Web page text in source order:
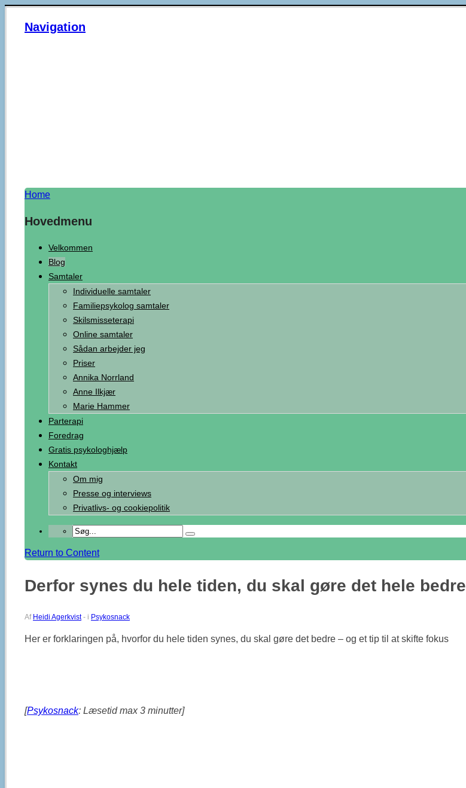
Navigation
Home
Hovedmenu
Velkommen
Blog
Samtaler
Individuelle samtaler
Familiepsykolog samtaler
Skilsmisseterapi
Online samtaler
Sådan arbejder jeg
Priser
Annika Norrland
Anne Ilkjær
Marie Hammer
Parterapi
Foredrag
Gratis psykologhjælp
Kontakt
Om mig
Presse og interviews
Privatlivs- og cookiepolitik
Return to Content
Derfor synes du hele tiden, du skal gøre det hele bedre
Af Heidi Agerkvist - i Psykosnack
Her er forklaringen på, hvorfor du hele tiden synes, du skal gøre det bedre – og et tip til at skifte fokus
[Psykosnack: Læsetid max 3 minutter]